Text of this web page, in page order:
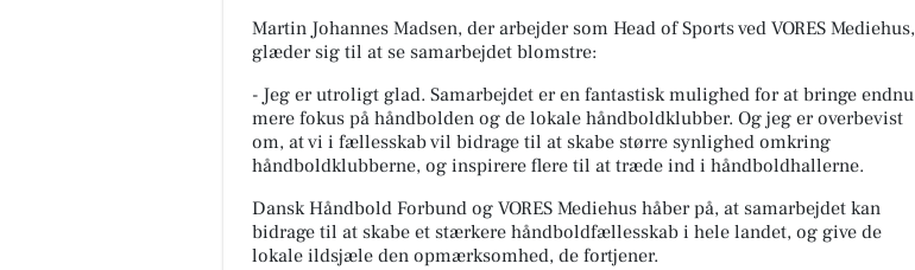
Martin Johannes Madsen, der arbejder som Head of Sports ved VORES Mediehus,
glæder sig til at se samarbejdet blomstre:
- Jeg er utroligt glad. Samarbejdet er en fantastisk mulighed for at bringe endnu
mere fokus på håndbolden og de lokale håndboldklubber. Og jeg er overbevist
om, at vi i fællesskab vil bidrage til at skabe større synlighed omkring
håndboldklubberne, og inspirere flere til at træde ind i håndboldhallerne.
Dansk Håndbold Forbund og VORES Mediehus håber på, at samarbejdet kan
bidrage til at skabe et stærkere håndboldfællesskab i hele landet, og give de
lokale ildsjæle den opmærksomhed, de fortjener.